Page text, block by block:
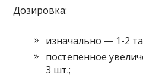
Дозировка:
изначально — 1-2
постепенное
3 шт.;